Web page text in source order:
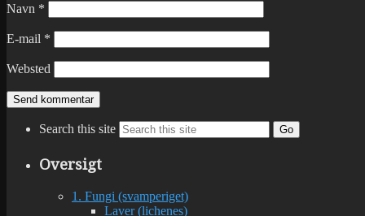
Navn *
E-mail *
Websted
Search this site Go
Oversigt
1. Fungi (svamperiget)
Laver (lichenes)